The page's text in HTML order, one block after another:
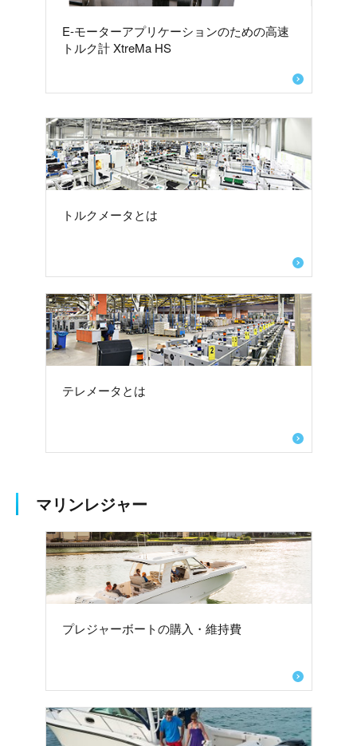
E-モーターアプリケーションのための高速
トルク計 XtreMa HS
トルクメータとは
テレメータとは
マリンレジャー
プレジャーボートの購入・維持費